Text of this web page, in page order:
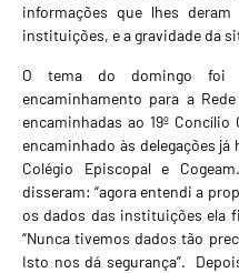
informações que lhes
instituições, e a gravidade da
O tema do domingo
encaminhamento para a
encaminhadas ao 19º
encaminhado às delegações
Colégio Episcopal e
disseram: “agora entendi a
os dados das instituições ela
“Nunca tivemos dados tão
Isto nos dá segurança”.